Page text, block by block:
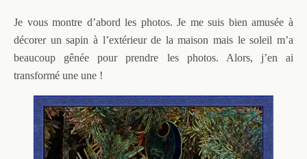
Je vous montre d’abord les photos. Je me suis bien amusée à
décorer un sapin à l’extérieur de la maison mais le soleil m’a
beaucoup gênée pour prendre les photos. Alors, j’en ai
transformé une une !